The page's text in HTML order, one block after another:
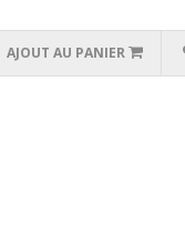
AJOUT AU PANIER